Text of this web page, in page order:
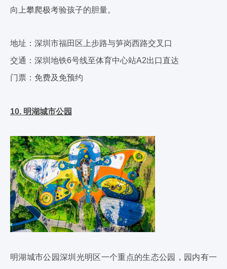
向上攀爬极考验孩子的胆量。
地址：深圳市福田区上步路与笋岗西路交叉口
交通：深圳地铁6号线至体育中心站A2出口直达
门票：免费及免预约
10. 明湖城市公园
明湖城市公园深圳光明区一个重点的生态公园，园内有一